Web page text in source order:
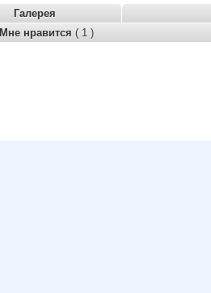
Галерея
Мне нравится ( 1 )